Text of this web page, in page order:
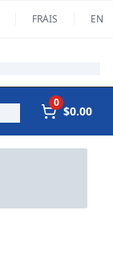
FRAIS EN
0
$0.00